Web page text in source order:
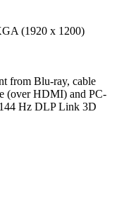
(1920 x 1200)
from Blu-ray, cable
(over HDMI) and PC-
Hz DLP Link 3D